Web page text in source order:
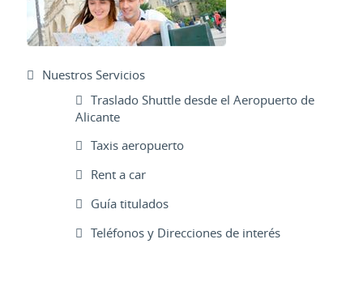
Nuestros Servicios
Traslado Shuttle desde el Aeropuerto de
Alicante
Taxis aeropuerto
Rent a car
Guía titulados
Teléfonos y Direcciones de interés